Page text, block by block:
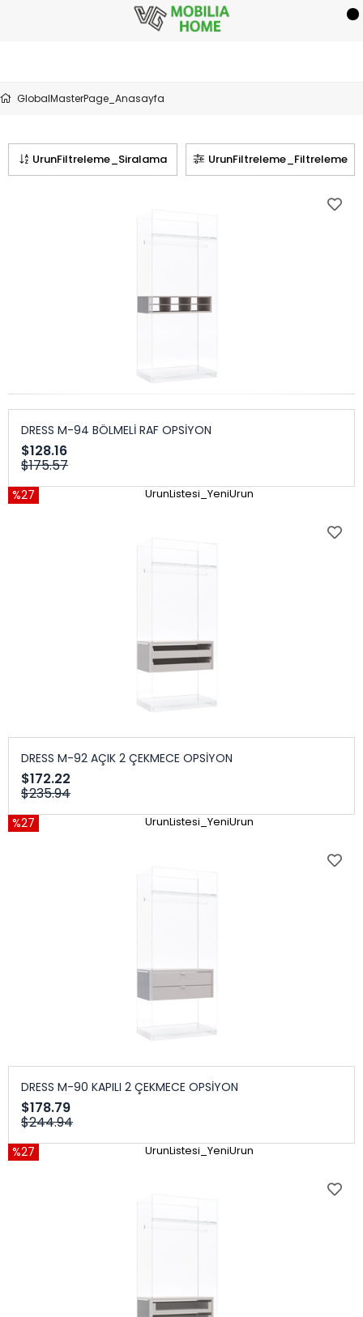
GlobalMasterPage_Anasayfa
UrunFiltreleme_Filtreleme
UrunFiltreleme_Siralama
DRESS M-94 BÖLMELİ RAF OPSİYON
$128.16
$175.57
%27 UrunListesi_YeniUrun
DRESS M-92 AÇIK 2 ÇEKMECE OPSİYON
$172.22
$235.94
%27 UrunListesi_YeniUrun
DRESS M-90 KAPILI 2 ÇEKMECE OPSİYON
$178.79
$244.94
%27 UrunListesi_YeniUrun